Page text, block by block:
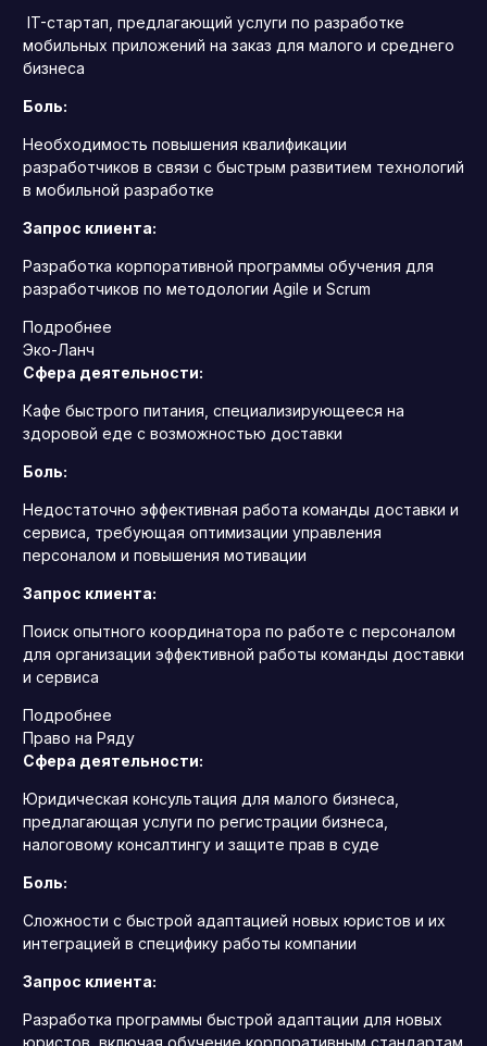
IT-стартап, предлагающий услуги по разработке
мобильных приложений на заказ для малого и среднего
бизнеса
Боль:
Необходимость повышения квалификации
разработчиков в связи с быстрым развитием технологий
в мобильной разработке
Запрос клиента:
Разработка корпоративной программы обучения для
разработчиков по методологии Agile и Scrum
Подробнее
Эко-Ланч
Сфера деятельности:
Кафе быстрого питания, специализирующееся на
здоровой еде с возможностью доставки
Боль:
Недостаточно эффективная работа команды доставки и
сервиса, требующая оптимизации управления
персоналом и повышения мотивации
Запрос клиента:
Поиск опытного координатора по работе с персоналом
для организации эффективной работы команды доставки
и сервиса
Подробнее
Право на Ряду
Сфера деятельности:
Юридическая консультация для малого бизнеса,
предлагающая услуги по регистрации бизнеса,
налоговому консалтингу и защите прав в суде
Боль:
Сложности с быстрой адаптацией новых юристов и их
интеграцией в специфику работы компании
Запрос клиента:
Разработка программы быстрой адаптации для новых
юристов, включая обучение корпоративным стандартам